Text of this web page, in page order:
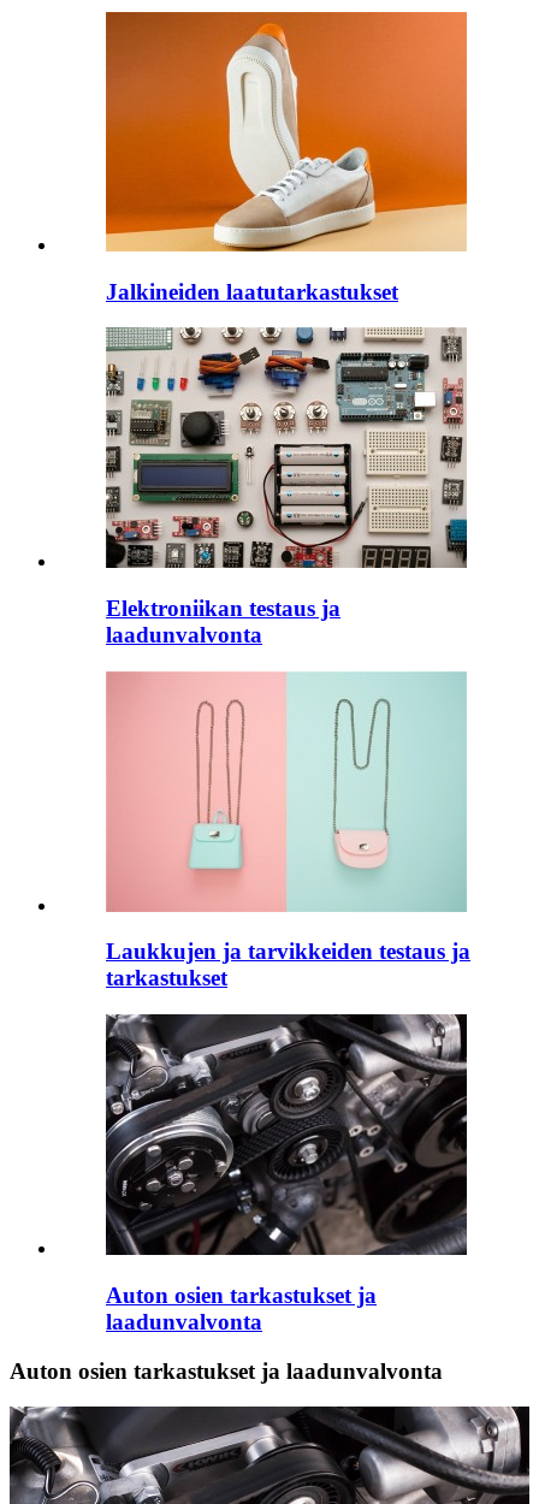
Jalkineiden laatutarkastukset
Elektroniikan testaus ja
laadunvalvonta
Laukkujen ja tarvikkeiden testaus ja
tarkastukset
Auton osien tarkastukset ja
laadunvalvonta
Auton osien tarkastukset ja laadunvalvonta